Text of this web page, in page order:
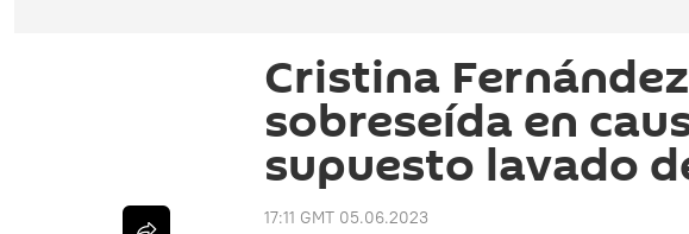
Cristina
sobreseída en
supuesto lavado
17:11 GMT 05.06.2023